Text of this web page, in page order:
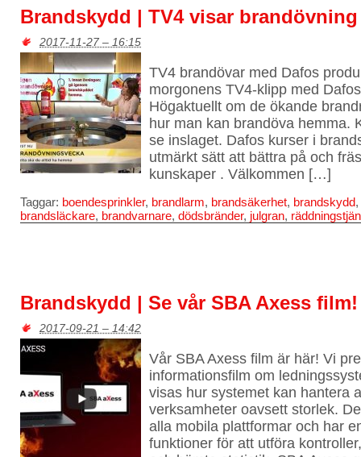
Brandskydd | TV4 visar
2017-11-27 – 16:15
TV4 brandövar med Dafos
morgonens TV4-klipp med
Högaktuellt om de ökande
hur man kan brandöva hemma.
se inslaget. Dafos kurser i
utmärkt sätt att bättra på och
kunskaper . Välkommen […]
Taggar: boendesprinkler, brandlarm, brandsäkerhet, brandskydd,
brandsläckare, brandvarnare, dödsbränder, julgran,
Brandskydd | Se vår SBA Axess film!
2017-09-21 – 14:42
Vår SBA Axess film är här! Vi
informationsfilm om
visas hur systemet kan hantera
verksamheter oavsett storlek.
alla mobila plattformar och har
funktioner för att utföra